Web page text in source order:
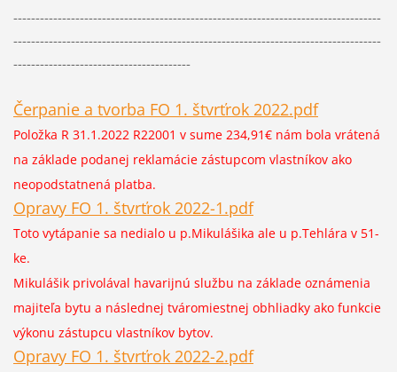
-----------------------------------------------------------------------------------
-----------------------------------------------------------------------------------
----------------------------------------
Čerpanie a tvorba FO 1. štvrťrok 2022.pdf
Položka R 31.1.2022 R22001 v sume 234,91€ nám bola vrátená
na základe podanej reklamácie zástupcom vlastníkov ako
neopodstatnená platba.
Opravy FO 1. štvrťrok 2022-1.pdf
Toto vytápanie sa nedialo u p.Mikulášika ale u p.Tehlára v 51-
ke.
Mikulášik privolával havarijnú službu na základe oznámenia
majiteľa bytu a následnej tváromiestnej obhliadky ako funkcie
výkonu zástupcu vlastníkov bytov.
Opravy FO 1. štvrťrok 2022-2.pdf